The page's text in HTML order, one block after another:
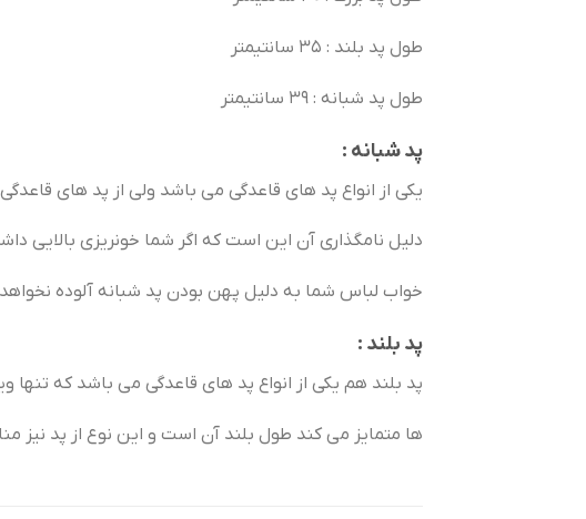
طول پد بلند : 35 سانتیمتر
طول پد شبانه : 39 سانتیمتر
پد شبانه :
یکی از انواع پد های قاعدگی می باشد ولی از پد های
دلیل نامگذاری آن این است که اگر شما خونریزی بالایی
خواب لباس شما به دلیل پهن بودن پد شبانه آلوده
پد بلند :
پد بلند هم یکی از انواع پد های قاعدگی می باشد که تنها
ها متمایز می کند طول بلند آن است و این نوع از پد نیز